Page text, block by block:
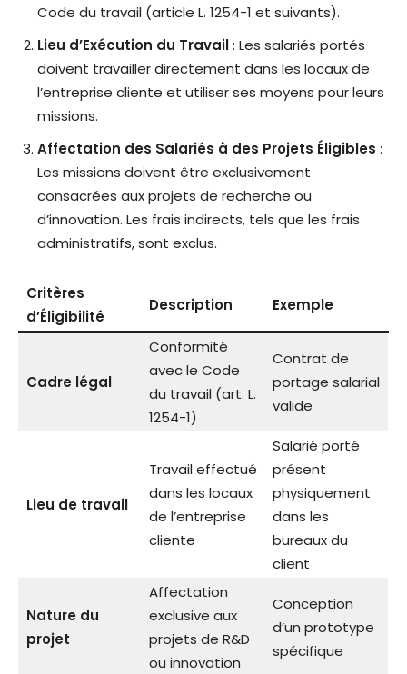
Code du travail (article L. 1254-1 et suivants).
Lieu d’Exécution du Travail: Les salariés portés
doivent travailler directement dans les locaux de
l’entreprise cliente et utiliser ses moyens pour leurs
missions.
Affectation des Salariés à des Projets Éligibles :
Les missions doivent être exclusivement
consacrées aux projets de recherche ou
d’innovation. Les frais indirects, tels que les frais
administratifs, sont exclus.
Critères
d’Éligibilité
Description Exemple
Cadre légal
Conformité
avec le Code
du travail (art. L.
1254-1)
Contrat de
portage salarial
valide
Lieu de travail
Travail effectué
dans les locaux
de l’entreprise
cliente
Salarié porté
présent
physiquement
dans les
bureaux du
client
Nature du
projet
Affectation
exclusive aux
projets de R&D
ou innovation
Conception
d’un prototype
spécifique